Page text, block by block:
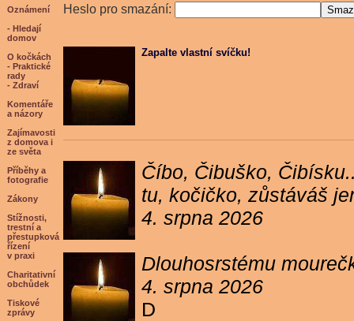
Oznámení
- Hledají
domov
O kočkách
- Praktické
rady
- Zdraví
Komentáře
a názory
Zajímavosti
z domova i
ze světa
Příběhy a
fotografie
Zákony
Stížnosti,
trestní a
přestupková
řízení
v praxi
Charitativní
obchůdek
Tiskové
zprávy
Heslo pro smazání:
Zapalte vlastní svíčku!
Číbo, Čibuško,
tu, kočičko, zůstáváš
4. srpna 2026
Dlouhosrstému
4. srpna 2026
D